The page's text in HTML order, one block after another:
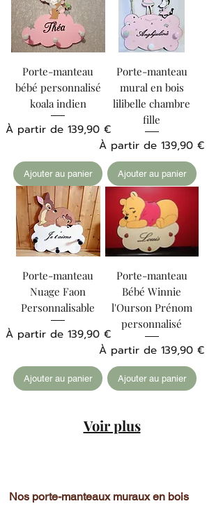
Porte-manteau
bébé personnalisé
koala indien
À partir de 139,90 €
Prix promotionnel
Ajouter au panier
Porte-manteau
mural en bois
lilibelle chambre
fille
À partir de139,90 €
Prix promotionnel
Ajouter au panier
Porte-manteau
Nuage Faon
Personnalisable
À partir de 139,90 €
Prix promotionnel
Ajouter au panier
Porte-manteau
Bébé Winnie
l'Ourson Prénom
personnalisé
À partir de139,90 €
Prix promotionnel
Ajouter au panier
Voir plus
Nos porte-manteaux muraux en bois